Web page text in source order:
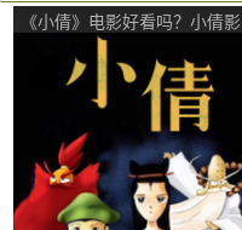
《小倩》电影好看吗？小倩影
评及简介